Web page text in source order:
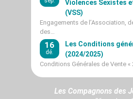
Violences Sexistes
(VSS)
Engagements de l’Association,
des…
16
dé.
Les Conditions
(2024/2025)
Conditions Générales de Vente «
Les Compagnons des